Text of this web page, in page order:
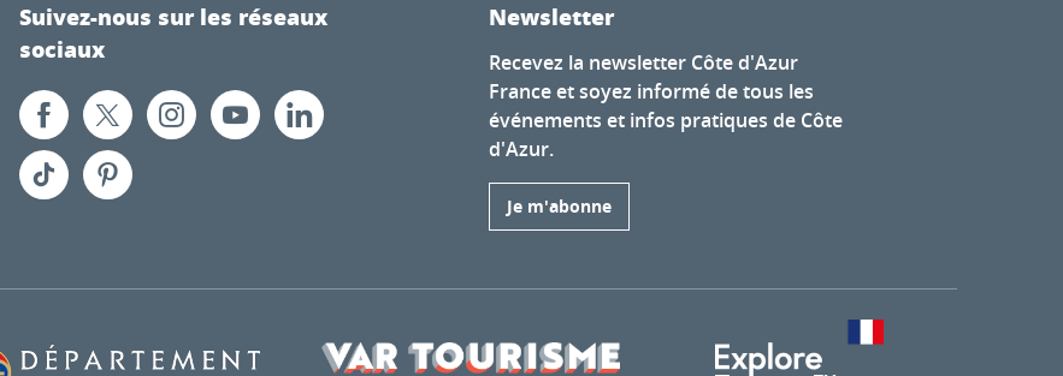
Suivez-nous sur les réseaux
sociaux
Newsletter
Recevez la newsletter Côte d'Azur
France et soyez informé de tous les
événements et infos pratiques de Côte
d'Azur.
Je m'abonne